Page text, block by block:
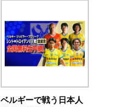
ベルギーで戦う日本人